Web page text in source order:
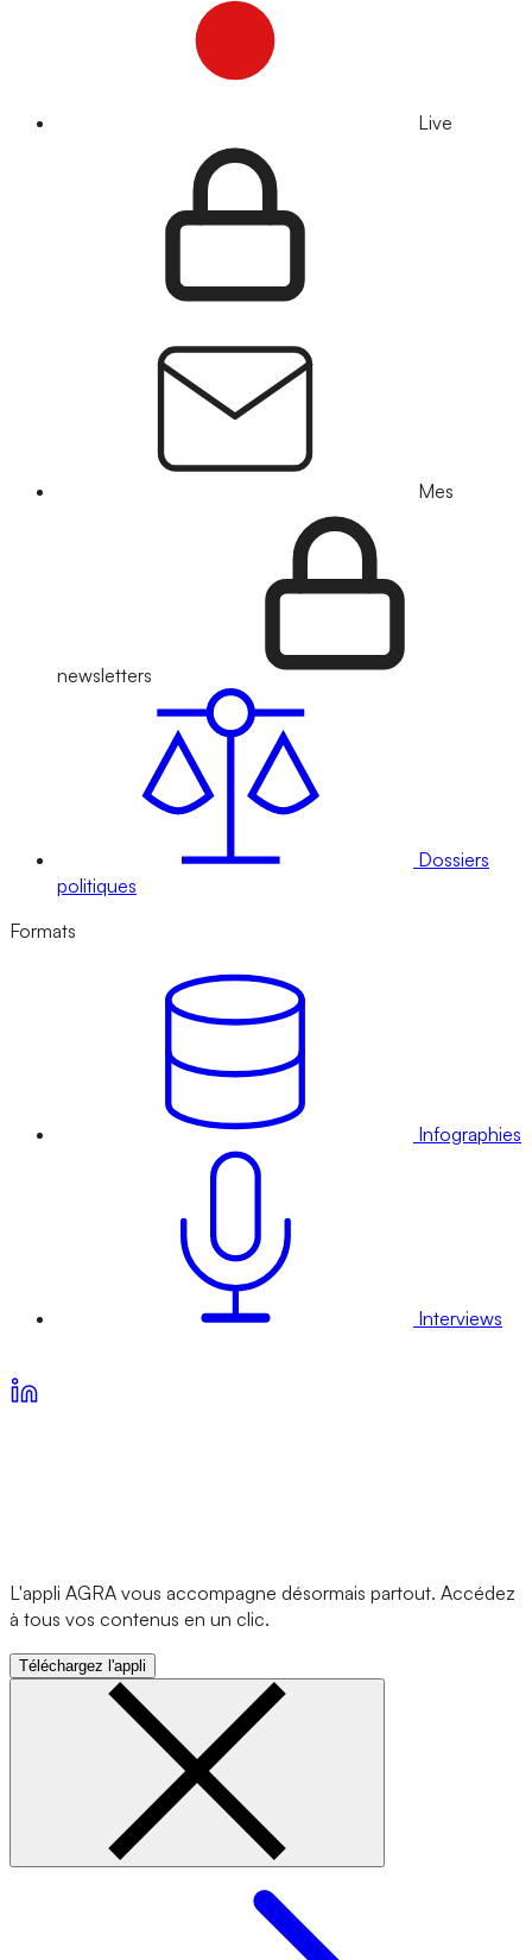
Live
Mes
newsletters
Dossiers
politiques
Formats
Infographies
Interviews
L'appli AGRA vous accompagne désormais partout. Accédez
à tous vos contenus en un clic.
Téléchargez l'appli